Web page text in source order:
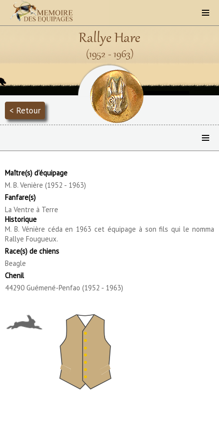
Rallye Hare
(1952 - 1963)
< Retour
Maître(s) d'équipage
M. B. Venière (1952 - 1963)
Fanfare(s)
La Ventre à Terre
Historique
M. B. Vénière céda en 1963 cet équipage à son fils qui le nomma
Rallye Fougueux.
Race(s) de chiens
Beagle
Chenil
44290 Guémené-Penfao (1952 - 1963)